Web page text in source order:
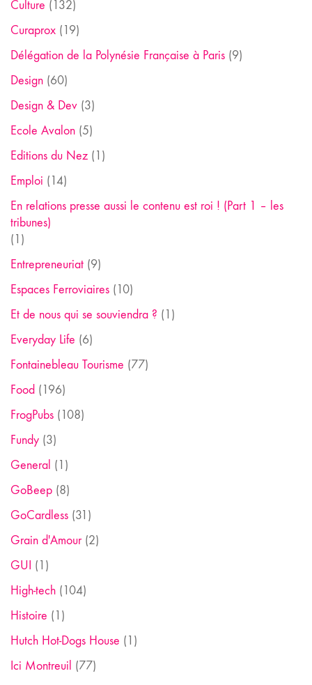
Culture (132)
Curaprox (19)
Délégation de la Polynésie Française à Paris (9)
Design (60)
Design & Dev (3)
Ecole Avalon (5)
Editions du Nez (1)
Emploi (14)
En relations presse aussi le contenu est roi ! (Part 1 – les
tribunes)
(1)
Entrepreneuriat (9)
Espaces Ferroviaires (10)
Et de nous qui se souviendra ? (1)
Everyday Life (6)
Fontainebleau Tourisme (77)
Food (196)
FrogPubs (108)
Fundy (3)
General (1)
GoBeep (8)
GoCardless (31)
Grain d'Amour(2)
GUI (1)
High-tech (104)
Histoire (1)
Hutch Hot-Dogs House (1)
Ici Montreuil (77)